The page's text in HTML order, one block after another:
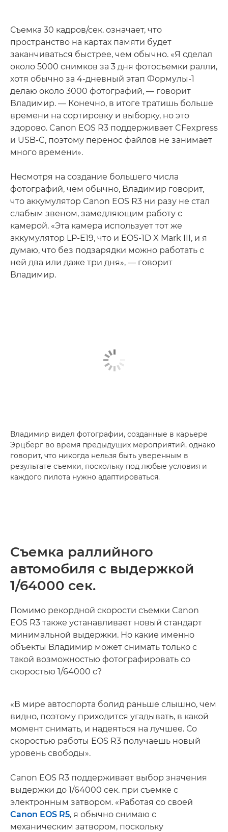
Съемка 30 кадров/сек. означает, что
пространство на картах памяти будет
заканчиваться быстрее, чем обычно. «Я сделал
около 5000 снимков за 3 дня фотосъемки ралли,
хотя обычно за 4-дневный этап Формулы-1
делаю около 3000 фотографий, — говорит
Владимир. — Конечно, в итоге тратишь больше
времени на сортировку и выборку, но это
здорово. Canon EOS R3 поддерживает CFexpress
и USB-C, поэтому перенос файлов не занимает
много времени».
Несмотря на создание большего числа
фотографий, чем обычно, Владимир говорит,
что аккумулятор Canon EOS R3 ни разу не стал
слабым звеном, замедляющим работу с
камерой. «Эта камера использует тот же
аккумулятор LP-E19, что и EOS-1D X Mark III, и я
думаю, что без подзарядки можно работать с
ней два или даже три дня», — говорит
Владимир.
Владимир видел фотографии, созданные в карьере
Эрцберг во время предыдущих мероприятий, однако
говорит, что никогда нельзя быть уверенным в
результате съемки, поскольку под любые условия и
каждого пилота нужно адаптироваться.
Съемка раллийного
автомобиля с выдержкой
1/64000 сек.
Помимо рекордной скорости съемки Canon
EOS R3 также устанавливает новый стандарт
минимальной выдержки. Но какие именно
объекты Владимир может снимать только с
такой возможностью фотографировать со
скоростью 1/64000 с?
«В мире автоспорта болид раньше слышно, чем
видно, поэтому приходится угадывать, в какой
момент снимать, и надеяться на лучшее. Со
скоростью работы EOS R3 получаешь новый
уровень свободы».
Canon EOS R3 поддерживает выбор значения
выдержки до 1/64000 сек. при съемке с
электронным затвором. «Работая со своей
Canon EOS R5, я обычно снимаю с
механическим затвором, поскольку